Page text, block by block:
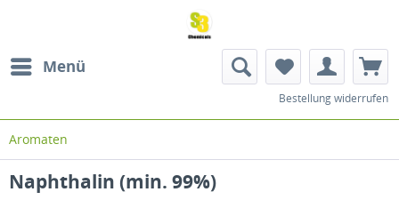
Menü
Bestellung widerrufen
Aromaten
Naphthalin (min. 99%)